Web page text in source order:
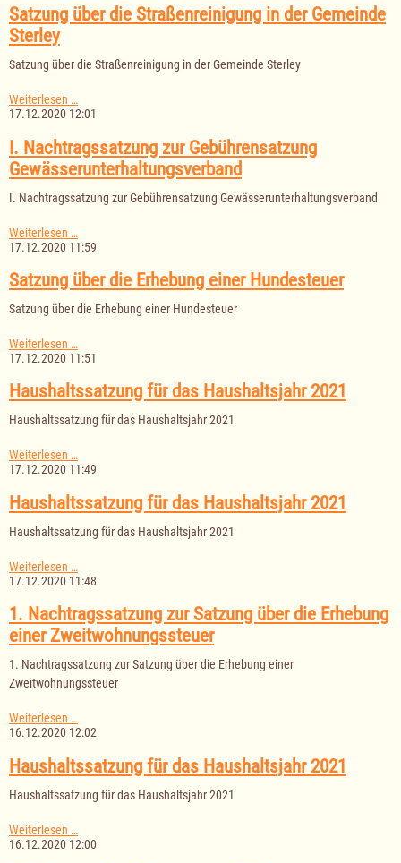
Lauenburgische
Seen
Haushaltsjahr
Satzung über die Straßenreinigung in der Gemeinde
Sterley
Satzung über die Straßenreinigung in der Gemeinde Sterley
Weiterlesen …
über
Straßenreinigung
in
der
Sterley
17.12.2020 12:01
I. Nachtragssatzung zur Gebührensatzung
Gewässerunterhaltungsverband
I. Nachtragssatzung zur Gebührensatzung Gewässerunterhaltungsverband
Weiterlesen …
Nachtragssatzung
Gebührensatzung
Gewässerunterhaltungsverband
17.12.2020 11:59
Satzung über die Erhebung einer Hundesteuer
Satzung über die Erhebung einer Hundesteuer
Weiterlesen …
über
Erhebung
einer
Hundesteuer
17.12.2020 11:51
Haushaltssatzung für das Haushaltsjahr 2021
Haushaltssatzung für das Haushaltsjahr 2021
Weiterlesen …Haushaltssatzung
für
Haushaltsjahr
2021
17.12.2020 11:49
Haushaltssatzung für das Haushaltsjahr 2021
Haushaltssatzung für das Haushaltsjahr 2021
Weiterlesen …
für
Haushaltsjahr
2021
17.12.2020 11:48
1. Nachtragssatzung zur Satzung über die Erhebung
einer Zweitwohnungssteuer
1. Nachtragssatzung zur Satzung über die Erhebung einer
Zweitwohnungssteuer
Weiterlesen …1.
Nachtragssatzung
Satzung
über
die
Erhebung
Zweitwohnungssteuer
16.12.2020 12:02
Haushaltssatzung für das Haushaltsjahr 2021
Haushaltssatzung für das Haushaltsjahr 2021
Weiterlesen …
für
16.12.2020 12:00